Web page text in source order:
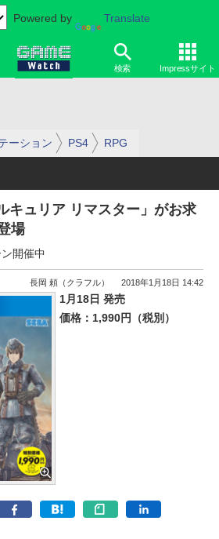
Powered by Translate
検索 Impressサイト
ーション PS4 RPG
キュリア リマスター」がお求
場
開催中
長岡 頼（クラフル） 2018年1月18日 14:42
1月18日 発売
価格：1,990円（税別）